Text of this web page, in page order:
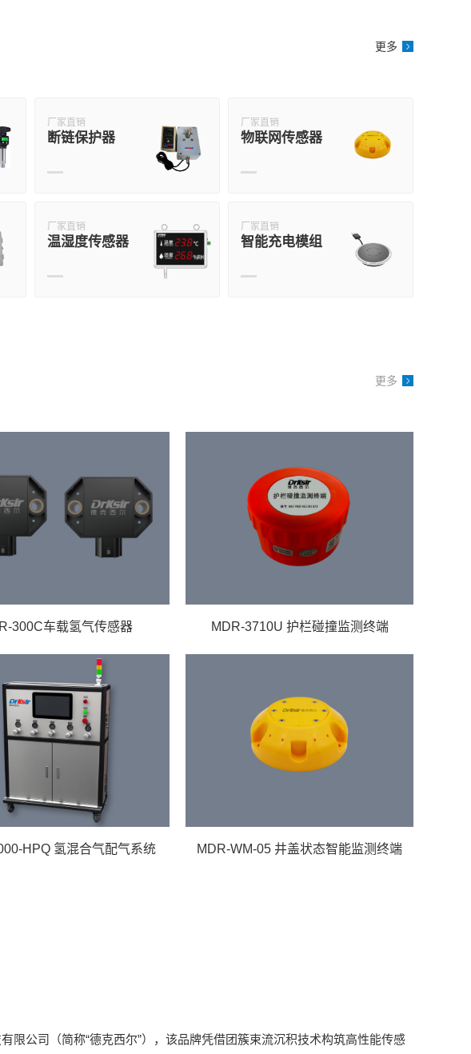
更多
厂家直销
断链保护器
厂家直销
物联网传感器
厂家直销
温湿度传感器
厂家直销
智能充电模组
更多
300C车载氢气传感器 MDR-3710U 护栏碰撞监测终端
HPQ 氢混合气配气系统 MDR-WM-05 井盖状态智能监测终端
限公司（简称“德克西尔”），该品牌凭借团簇束流沉积技术构筑高性能传感